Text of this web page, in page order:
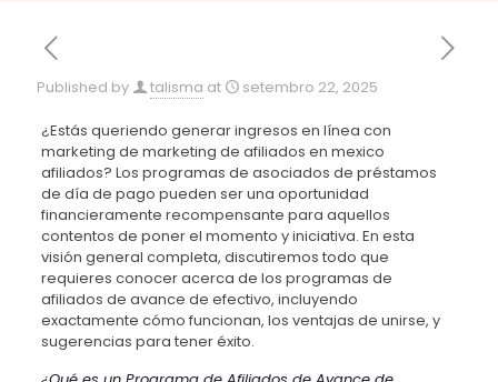
Published by talisma at setembro 22, 2025
¿Estás queriendo generar ingresos en línea con
marketing de marketing de afiliados en mexico
afiliados? Los programas de asociados de préstamos
de día de pago pueden ser una oportunidad
financieramente recompensante para aquellos
contentos de poner el momento y iniciativa. En esta
visión general completa, discutiremos todo que
requieres conocer acerca de los programas de
afiliados de avance de efectivo, incluyendo
exactamente cómo funcionan, los ventajas de unirse, y
sugerencias para tener éxito.